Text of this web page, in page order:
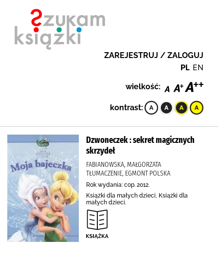
ZAREJESTRUJ / ZALOGUJ
PL EN
wielkość:
kontrast:
Dzwoneczek : sekret magicznych
skrzydeł
FABIANOWSKA, MAŁGORZATA
TŁUMACZENIE, EGMONT POLSKA
Rok wydania: cop. 2012.
Książki dla małych dzieci, Książki dla
małych dzieci.